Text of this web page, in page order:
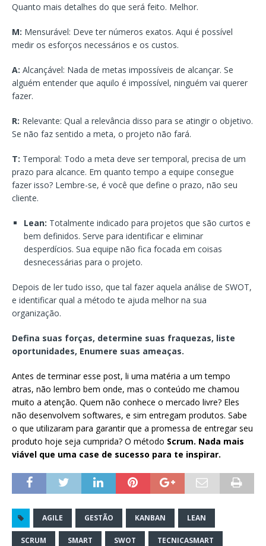
Quanto mais detalhes do que será feito. Melhor.
M: Mensurável: Deve ter números exatos. Aqui é possível
medir os esforços necessários e os custos.
A: Alcançável: Nada de metas impossíveis de alcançar. Se
alguém entender que aquilo é impossível, ninguém vai querer
fazer.
R: Relevante: Qual a relevância disso para se atingir o objetivo.
Se não faz sentido a meta, o projeto não fará.
T: Temporal: Todo a meta deve ser temporal, precisa de um
prazo para alcance. Em quanto tempo a equipe consegue
fazer isso? Lembre-se, é você que define o prazo, não seu
cliente.
Lean: Totalmente indicado para projetos que são curtos e
bem definidos. Serve para identificar e eliminar
desperdícios. Sua equipe não fica focada em coisas
desnecessárias para o projeto.
Depois de ler tudo isso, que tal fazer aquela análise de SWOT,
e identificar qual a método te ajuda melhor na sua
organização.
Defina suas forças, determine suas fraquezas, liste
oportunidades, Enumere suas ameaças.
Antes de terminar esse post, li uma matéria a um tempo
atras, não lembro bem onde, mas o conteúdo me chamou
muito a atenção. Quem não conhece o mercado livre? Eles
não desenvolvem softwares, e sim entregam produtos. Sabe
o que utilizaram para garantir que a promessa de entregar seu
produto hoje seja cumprida? O método Scrum. Nada mais
viável que uma case de sucesso para te inspirar.
AGILE GESTÃO KANBAN LEAN
SCRUM SMART SWOT TECNICASMART